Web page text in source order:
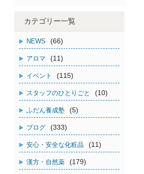
カテゴリー一覧
NEWS (66)
アロマ (11)
イベント (115)
スタッフのひとりごと (10)
ふだん養成塾 (5)
ブログ (333)
安心・安全な化粧品 (11)
漢方・自然薬 (179)